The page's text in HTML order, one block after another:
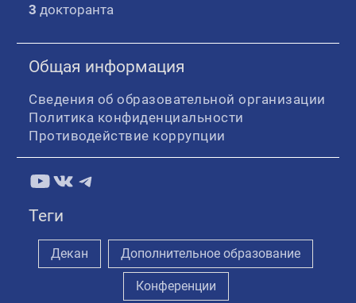
3 докторанта
Общая информация
Сведения об образовательной организации
Политика конфиденциальности
Противодействие коррупции
YouTube
ВКонтакте
Telegram
Теги
Декан Дополнительное образование
Конференции